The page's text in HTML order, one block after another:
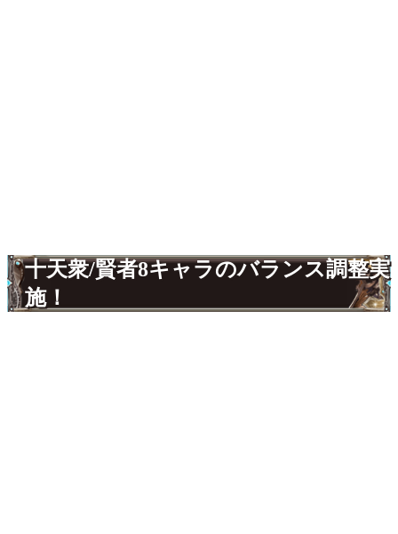
十天衆/賢者8キャラのバランス調整実
施！